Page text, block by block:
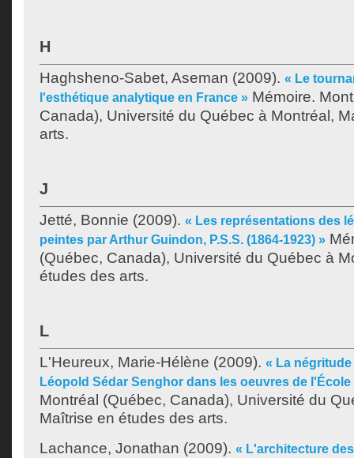
H
Haghsheno-Sabet, Aseman (2009). « Le
l'esthétique analytique en France » Mémoire.
Canada), Université du Québec à Montréal,
arts.
J
Jetté, Bonnie (2009). « Les représentations des
peintes par Arthur Guindon, P.S.S. (1864-1923) »
(Québec, Canada), Université du Québec à
études des arts.
L
L'Heureux, Marie-Hélène (2009). « La
Léopold Sédar Senghor dans les oeuvres de l'École
Montréal (Québec, Canada), Université du
Maîtrise en études des arts.
Lachance, Jonathan (2009). « L'architecture